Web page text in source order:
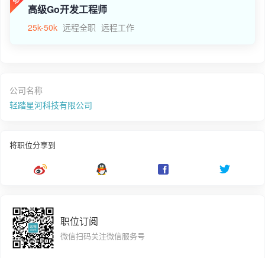
高级Go开发工程师
25k-50k 远程全职 远程工作
公司名称
轻踏星河科技有限公司
将职位分享到
职位订阅
微信扫码关注微信服务号